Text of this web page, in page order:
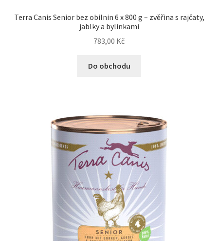
Terra Canis Senior bez obilnin 6 x 800 g – zvěřina s rajčaty,
jablky a bylinkami
783,00 Kč
Do obchodu